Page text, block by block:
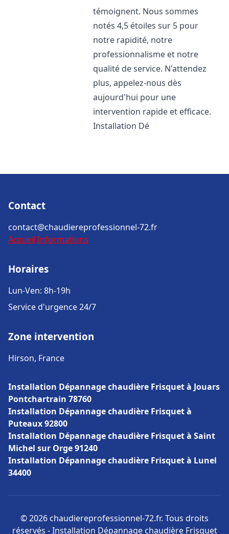
témoignent. Nous sommes
notés 4,5 étoiles sur 5 pour
notre rapidité, notre
professionnalisme et notre
qualité de service. N'attendez
plus, appelez-nous dès
aujourd'hui pour une
intervention rapide et efficace.
Installation Dé
Contact
contact@chaudiereprofessionnel-72.fr
Accueil Informations
Horaires
Lun-Ven: 8h-19h
Service d'urgence 24/7
Zone intervention
Hirson, France
Installation Dépannage chaudière Frisquet à Jouars
Pontchartrain 78760
Installation Dépannage chaudière Frisquet à
Puteaux 92800
Installation Dépannage chaudière Frisquet à Saint
Michel sur Orge 91240
Installation Dépannage chaudière Frisquet à Lunel
34400
© 2026 chaudiereprofessionnel-72.fr. Tous droits
réservés - Installation Dépannage chaudière Frisquet